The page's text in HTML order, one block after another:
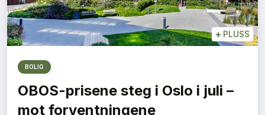
+ PLUSS
BOLIG
OBOS-prisene steg i Oslo i juli –
mot forventningene